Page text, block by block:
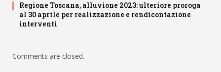
Regione Toscana, alluvione 2023: ulteriore proroga
al 30 aprile per realizzazione e rendicontazione
interventi
Comments are closed.